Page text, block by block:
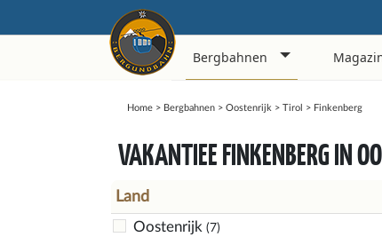
Bergbahnen
Home> Bergbahnen> Oostenrijk > Tirol > Finkenberg
VAKANTIEE FINKENBERG IN
Land
Oostenrijk (7)